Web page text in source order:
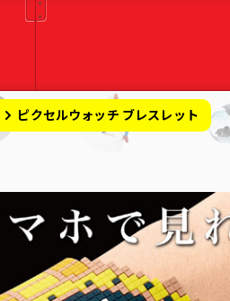
ピクセルウォッチ ブレスレット